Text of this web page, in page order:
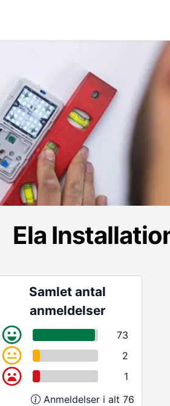
Ela
Samlet antal
anmeldelser
73
2
1
Anmeldelser i alt 76